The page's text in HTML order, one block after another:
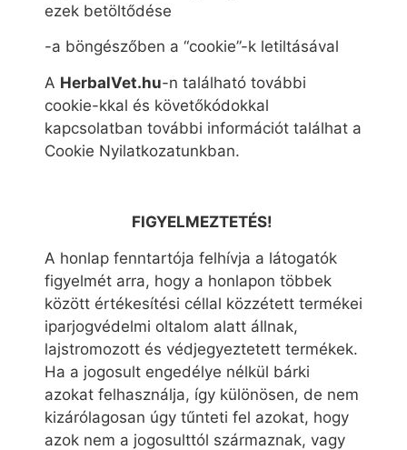
ezek betöltődése
-a böngészőben a “cookie”-k letiltásával
A HerbalVet.hu-n található további
cookie-kkal és követőkódokkal
kapcsolatban további információt találhat a
Cookie Nyilatkozatunkban.
FIGYELMEZTETÉS!
A honlap fenntartója felhívja a látogatók
figyelmét arra, hogy a honlapon többek
között értékesítési céllal közzétett termékei
iparjogvédelmi oltalom alatt állnak,
lajstromozott és védjegyeztetett termékek.
Ha a jogosult engedélye nélkül bárki
azokat felhasználja, így különösen, de nem
kizárólagosan úgy tűnteti fel azokat, hogy
azok nem a jogosulttól származnak, vagy